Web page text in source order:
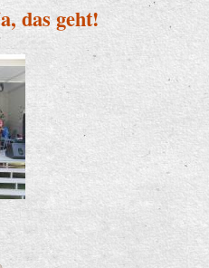
das geht!
- Ja, das geht!